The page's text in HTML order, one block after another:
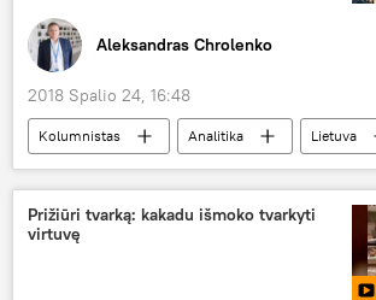
Aleksandras Chrolenko
2018 Spalio 24, 16:48
Kolumnistas Analitika
Lietuva
Vokietija
Mechanizuotoji pėstininkų brigada "Geležinis Vilkas"
Prižiūri tvarką: kakadu išmoko tvarkyti
virtuvę